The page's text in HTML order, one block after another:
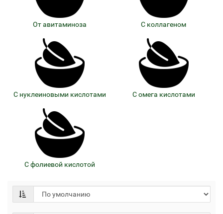
От авитаминоза С коллагеном
С нуклеиновыми кислотами С омега кислотами
С фолиевой кислотой